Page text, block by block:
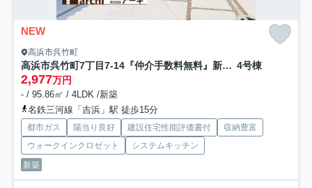
NEW
高浜市呉竹町
高浜市呉竹町7丁目7-14『仲介手数料無料』新築一戸建て・建売 4号棟
2,977万円
- / 95.86㎡ / 4LDK /新築
名鉄三河線「吉浜」駅 徒歩15分
都市ガス 陽当り良好 建設住宅性能評価書付
収納豊富
ウォークインクロゼット
システムキッチン
新築